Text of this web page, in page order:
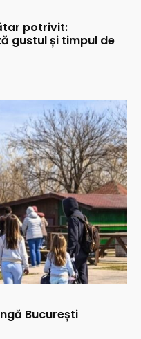
potrivit:
gustul și timpul de
București